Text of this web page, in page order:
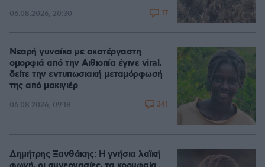
06.08.2026, 20:30 17
Νεαρή γυναίκα με ακατέργαστη
ομορφιά από την Αιθιοπία έγινε viral,
δείτε την εντυπωσιακή μεταμόρφωσή
της από μακιγιέρ
06.08.2026, 09:18 341
Δημήτρης Ξανθάκης: Η γνήσια λαϊκή